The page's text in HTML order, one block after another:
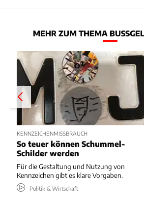
MEHR ZUM THEMA
KENNZEICHENMISSBRAUCH
So teuer können Schummel-
Schilder werden
Für die Gestaltung und Nutzung von
Kennzeichen gibt es klare Vorgaben.
Politik & Wirtschaft